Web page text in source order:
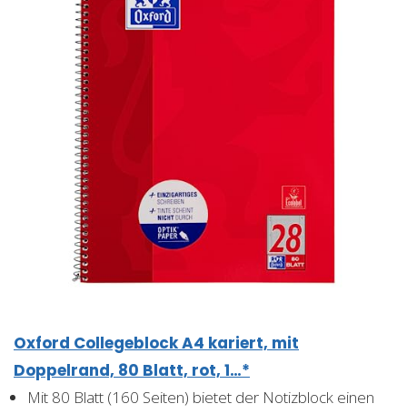
Oxford Collegeblock A4 kariert, mit
Doppelrand, 80 Blatt, rot, 1…*
Mit 80 Blatt (160 Seiten) bietet der Notizblock einen